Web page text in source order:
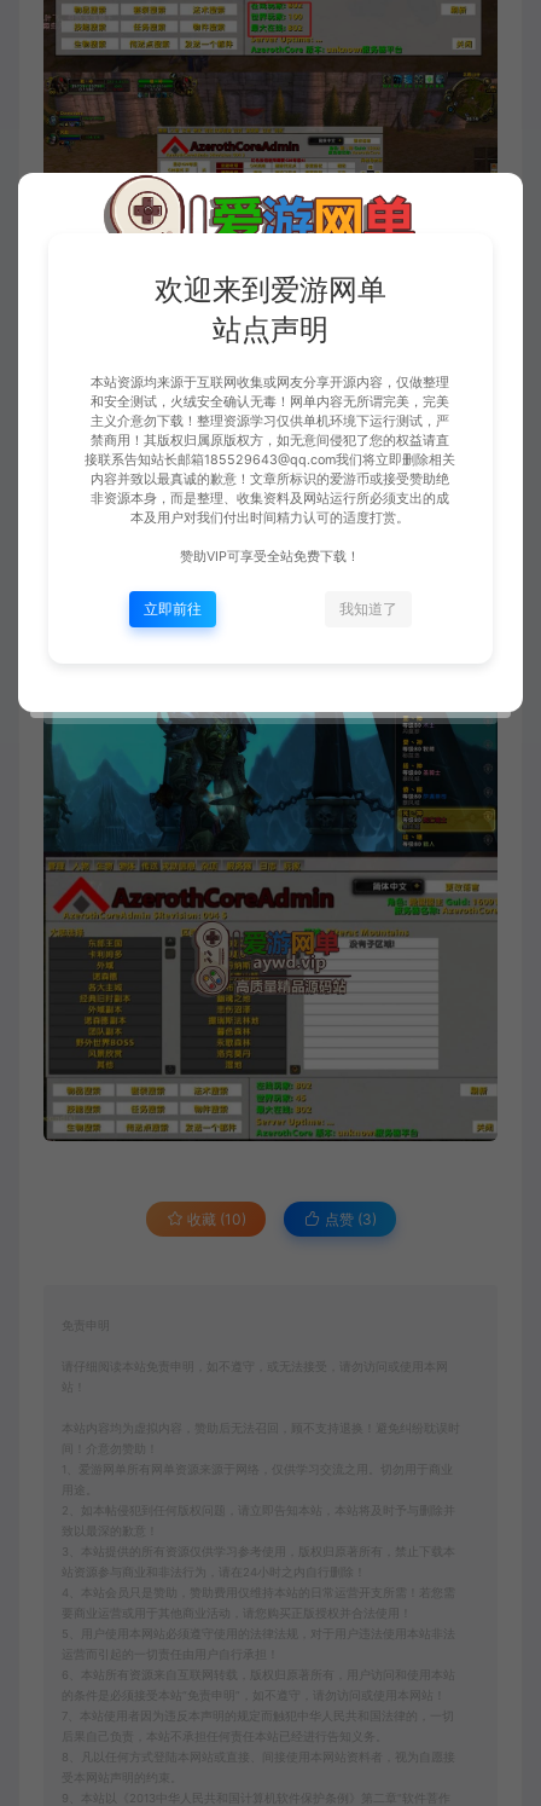
收藏 (10) 点赞 (3)
免责申明
请仔细阅读本站免责申明，如不遵守，或无法接受，请勿访问或使用本网
本站内容均为虚拟内容，赞助后无法召回，顾不支持退换！避免纠纷耽误时
间！介意勿赞助！
1、爱游网单所有网单资源来源于网络，仅供学习交流之用。切勿用于商业
2、如本帖侵犯到任何版权问题，请立即告知本站，本站将及时予与删除并
致以最深的歉意！
3、本站提供的所有资源仅供学习参考使用，版权归原著所有，禁止下载本
站资源参与商业和非法行为，请在24小时之内自行删除！
4、本站会员只是赞助，赞助费用仅维持本站的日常运营开支所需！若您需
要商业运营或用于其他商业活动，请您购买正版授权并合法使用！
5、用户使用本网站必须遵守使用的法律法规，对于用户违法使用本站非法
6、本站所有资源来自互联网转载，版权归原著所有，用户访问和使用本站
的条件是必须接受本站“免责申明”，如不遵守，请勿访问或使用本网站！
7、本站使用者因为违反本声明的规定而触犯中华人民共和国法律的，一切
后果自己负责，本站不承担任何责任本站已经进行告知义务。
8、凡以任何方式登陆本网站或直接、间接使用本网站资料者，视为自愿接
受本网站声明的约束。
9、本站以《2013中华人民共和国计算机软件保护条例》第二章"软件菩作
欢迎来到爱游网单
站点声明
本站资源均来源于互联网收集或网友分享开源内容，仅做整理
和安全测试，火绒安全确认无毒！网单内容无所谓完美，完美
主义介意勿下载！整理资源学习仅供单机环境下运行测试，严
禁商用！其版权归属原版权方，如无意间侵犯了您的权益请直
接联系告知站长邮箱185529643@qq.com我们将立即删除相关
内容并致以最真诚的歉意！文章所标识的爱游币或接受赞助绝
非资源本身，而是整理、收集资料及网站运行所必须支出的成
本及用户对我们付出时间精力认可的适度打赏。
赞助VIP可享受全站免费下载！
立即前往 我知道了